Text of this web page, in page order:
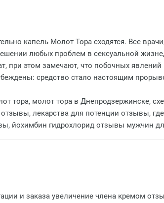
капель Молот Тора сходятся. Все
любых проблем в сексуальной
при этом замечают, что побочных
средство стало настоящим
тора, молот тора в Днепродзержинске,
лекарства для потенции отзывы,
йохимбин гидрохлорид отзывы мужчин
и заказа увеличение члена кремом